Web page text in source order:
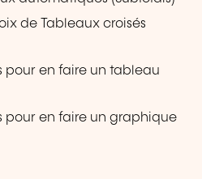
de Tableaux croisés
pour en faire un tableau
pour en faire un graphique